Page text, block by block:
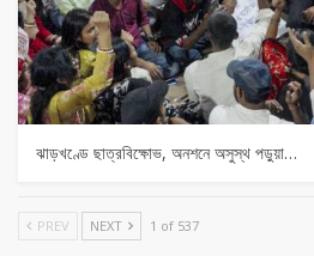
ঝাড়খণ্ডে ছাত্রবিক্ষোভ, অনশনে অসুস্থ পড়ুয়া…
PREV NEXT 1 of 537